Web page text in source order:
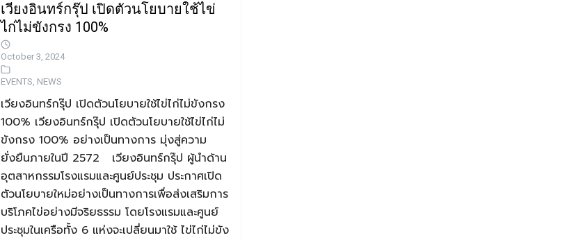
เวียงอินทร์กรุ๊ป เปิดตัวนโยบายใช้ไข่
ไก่ไม่ขังกรง 100%
October 3, 2024
EVENTS, NEWS
เวียงอินทร์กรุ๊ป เปิดตัวนโยบายใช้ไข่ไก่ไม่ขังกรง
100% เวียงอินทร์กรุ๊ป เปิดตัวนโยบายใช้ไข่ไก่ไม่
ขังกรง 100% อย่างเป็นทางการ มุ่งสู่ความ
ยั่งยืนภายในปี 2572 เวียงอินทร์กรุ๊ป ผู้นำด้าน
อุตสาหกรรมโรงแรมและศูนย์ประชุม ประกาศเปิด
ตัวนโยบายใหม่อย่างเป็นทางการเพื่อส่งเสริมการ
บริโภคไข่อย่างมีจริยธรรม โดยโรงแรมและศูนย์
ประชุมในเครือทั้ง 6 แห่งจะเปลี่ยนมาใช้ ไข่ไก่ไม่ขัง